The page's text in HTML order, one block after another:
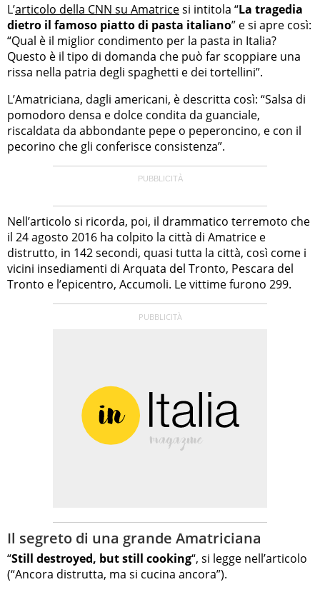
L’articolo della CNN su Amatricesi intitola “La tragedia
dietro il famoso piatto di pasta italiano” e si apre così:
“Qual è il miglior condimento per la pasta in Italia?
Questo è il tipo di domanda che può far scoppiare una
rissa nella patria degli spaghetti e dei tortellini”.
L’Amatriciana, dagli americani, è descritta così: “Salsa di
pomodoro densa e dolce condita da guanciale,
riscaldata da abbondante pepe o peperoncino, e con il
pecorino che gli conferisce consistenza”.
Nell’articolo si ricorda, poi, il drammatico terremoto che
il 24 agosto 2016 ha colpito la città di Amatrice e
distrutto, in 142 secondi, quasi tutta la città, così come i
vicini insediamenti di Arquata del Tronto, Pescara del
Tronto e l’epicentro, Accumoli. Le vittime furono 299.
Il segreto di una grande Amatriciana
“Still destroyed, but still cooking“, si legge nell’articolo
(“Ancora distrutta, ma si cucina ancora”).